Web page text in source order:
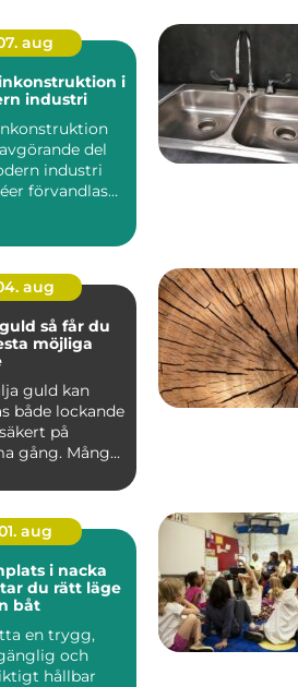
aug
i
industri
del
industri
förvandlas
aug
får du
möjliga
guld kan
både lockande
på
gång. Många
aug
i nacka
du rätt läge
båt
en trygg,
och
hållbar